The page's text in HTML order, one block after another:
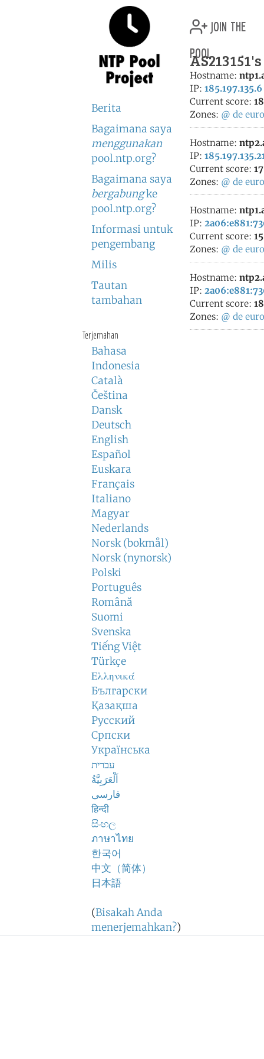
Berita
Bagaimana saya
menggunakan
pool.ntp.org?
Bagaimana saya
bergabungke
pool.ntp.org?
Informasi untuk
pengembang
Milis
Tautan
tambahan
Terjemahan
Bahasa
Indonesia
Català
Čeština
Dansk
Deutsch
English
Español
Euskara
Français
Italiano
Magyar
Nederlands
Norsk (bokmål)
Norsk (nynorsk)
Polski
Português
Română
Suomi
Svenska
Tiếng Việt
Türkçe
Ελληνικά
Български
Қазақша
Русский
Српски
Українська
עברית
اَلْعَرَبِيَّةُ
فارسی
हिन्दी
සිංහල
ภาษาไทย
한국어
中文（简体）
日本語
(Bisakah Anda
menerjemahkan?)
join the
pool
Hostname:
IP: 185.197.135.6
Current score:
Zones: @ de
Hostname:
IP:
Current score:
Zones: @ de
Hostname:
IP:
Current score:
Zones: @ de
Hostname:
IP:
Current score:
Zones: @ de